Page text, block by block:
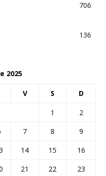
706
136
2025
V S D
1
2
7 8
9
14 15
16
21 22
23